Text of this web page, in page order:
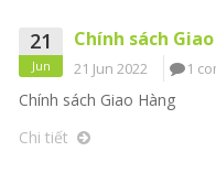
21
Jun
Chính sách
21 Jun 2022 1
Chính sách Giao Hàng
Chi tiết